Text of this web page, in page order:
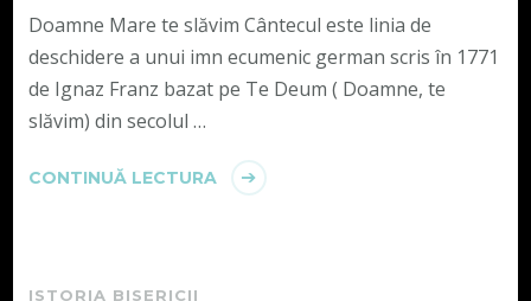
Doamne Mare te slăvim Cântecul este linia de
deschidere a unui imn ecumenic german scris în 1771
de Ignaz Franz bazat pe Te Deum ( Doamne, te
slăvim) din secolul …
CONTINUĂ LECTURA
ISTORIA BISERICII